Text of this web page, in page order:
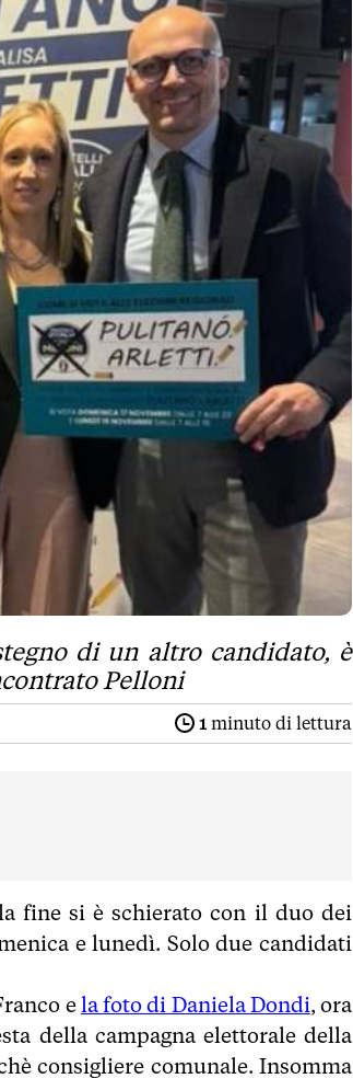
di un altro candidato, è
Pelloni
1 minuto di lettura
fine si è schierato con il duo dei
e lunedì. Solo due candidati
ela foto di Daniela Dondi, ora
della campagna elettorale della
consigliere comunale. Insomma